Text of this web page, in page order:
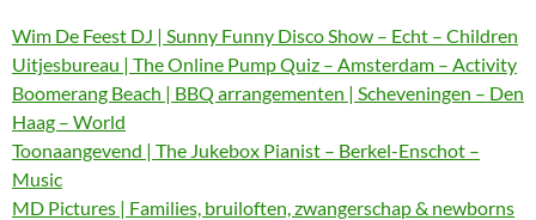
Wim De Feest DJ | Sunny Funny Disco Show – Echt – Children
Uitjesbureau | The Online Pump Quiz – Amsterdam – Activity
Boomerang Beach | BBQ arrangementen | Scheveningen – Den
Haag – World
Toonaangevend | The Jukebox Pianist – Berkel-Enschot –
Music
MD Pictures | Families, bruiloften, zwangerschap & newborns